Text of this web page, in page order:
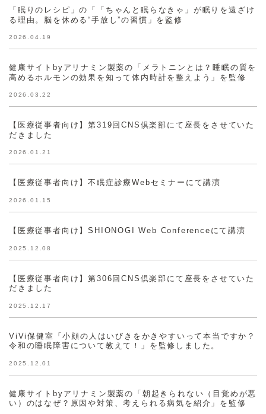
「眠りのレシピ」の「「ちゃんと眠らなきゃ」が眠りを遠ざけ
る理由。脳を休める“手放し”の習慣」を監修
2026.04.19
健康サイトbyアリナミン製薬の「メラトニンとは？睡眠の質を
高めるホルモンの効果を知って体内時計を整えよう」を監修
2026.03.22
【医療従事者向け】第319回CNS倶楽部にて座長をさせていた
だきました
2026.01.21
【医療従事者向け】不眠症診療Webセミナーにて講演
2026.01.15
【医療従事者向け】SHIONOGI Web Conferenceにて講演
2025.12.08
【医療従事者向け】第306回CNS倶楽部にて座長をさせていた
だきました
2025.12.17
ViVi保健室「小顔の人はいびきをかきやすいって本当ですか？
令和の睡眠障害について教えて！」を監修しました。
2025.12.01
健康サイトbyアリナミン製薬の「朝起きられない（目覚めが悪
い）のはなぜ？原因や対策、考えられる病気を紹介」を監修